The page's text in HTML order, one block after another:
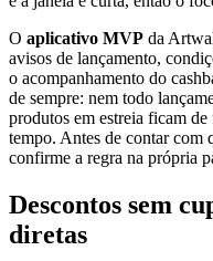
O aplicativo MVP da
avisos de lançamento,
o acompanhamento do
de sempre: nem todo
produtos em estreia ficam
tempo. Antes de contar com
confirme a regra na própria
Descontos sem
diretas